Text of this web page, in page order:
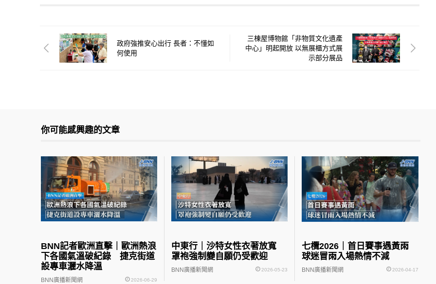
政府強推安心出行 長者：不懂如
何使用
三棟屋博物館「非物質文化遺產
中心」明起開放 以無展櫃方式展
示部分展品
你可能感興趣的文章
BNN記者歐洲直擊｜歐洲熱浪
下各國氣溫破紀錄 捷克街道
設專車灑水降溫
BNN廣播新聞網 2026-06-29
中東行｜沙特女性衣著放寬
罩袍強制變自願仍受歡迎
BNN廣播新聞網 2026-05-23
七欖2026｜首日賽事遇黃雨
球迷冒雨入場熱情不減
BNN廣播新聞網 2026-04-17